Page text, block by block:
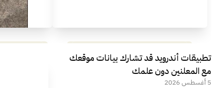
مراجعة شاملة لعملاق الألعاب
الجديد REDMAGIC 11 AIR
تطبيقات أندرويد قد تشارك بيانات موقعك
مع المعلنين دون علمك
5 أغسطس 2026